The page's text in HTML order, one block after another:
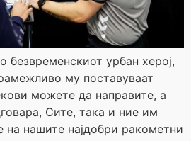
безвременскиот урбан херој,
му поставуваат
можете да направите, а
Сите, така и ние им
нашите најдобри ракометни